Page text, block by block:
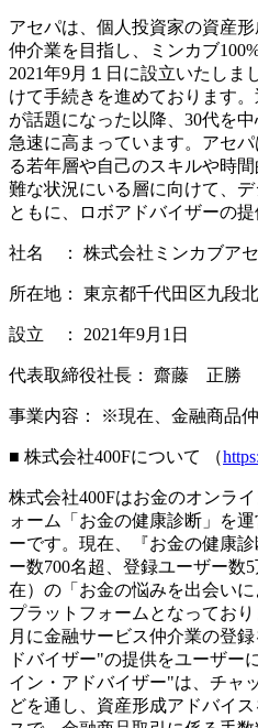
アセパは、個人投資家の資産
仲介業を目指し、ミンカブ
2021年9月１日に設立いたしま
けて手続きを進めております。
が話題になった以降、30代を
急速に高まっています。アセ
る若年層や自己のスキルや時
難な状況にいる層に向けて、
ともに、ロボアドバイザーの提
社名 ： 株式会社ミンカブア
所在地： 東京都千代田区九段
設立 ： 2021年9月1日
代表取締役社長： 齋藤 正勝
事業内容： ※現在、金融商品
■ 株式会社400Fについて （
株式会社400Fはお金のオンラ
ォーム「お金の健康診断」を
ーです。現在、『お金の健康
ー数700名超、登録ユーザー数
在）の「お金の悩みを出会い
プラットフォームとなってお
月に⾦融サービス仲介業の登
ドバイザー"の提供をユーザー
イン・アドバイザー"は、チャ
どを通し、資産形成アドバイ